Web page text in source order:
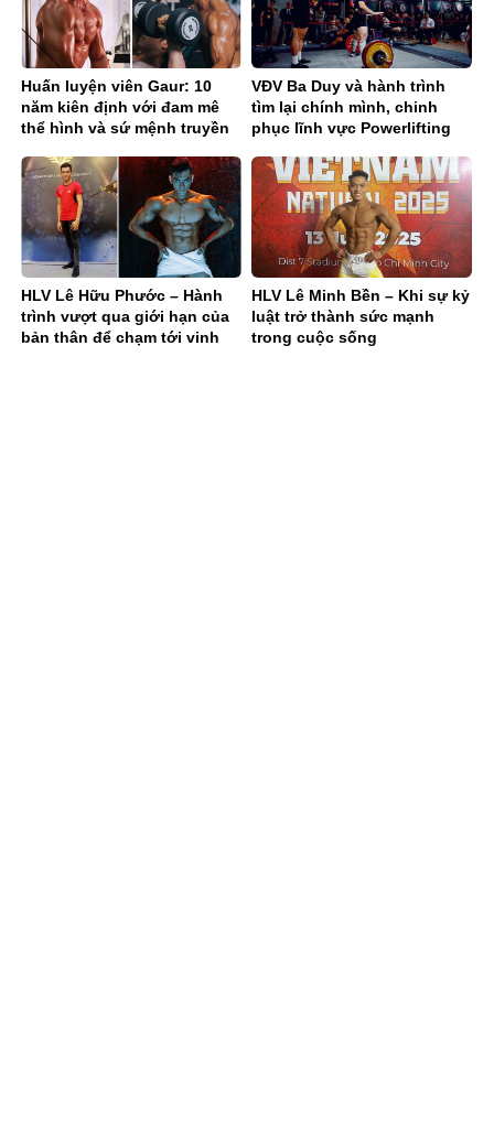
Huấn luyện viên Gaur: 10
năm kiên định với đam mê
thể hình và sứ mệnh truyền
VĐV Ba Duy và hành trình
tìm lại chính mình, chinh
phục lĩnh vực Powerlifting
HLV Lê Hữu Phước – Hành
trình vượt qua giới hạn của
bản thân để chạm tới vinh
HLV Lê Minh Bền – Khi sự kỷ
luật trở thành sức mạnh
trong cuộc sống